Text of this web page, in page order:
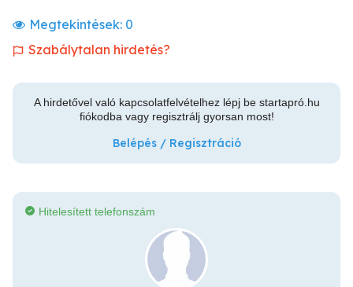
Megtekintések: 0
Szabálytalan hirdetés?
A hirdetővel való kapcsolatfelvételhez lépj be startapró.hu
fiókodba vagy regisztrálj gyorsan most!
Belépés / Regisztráció
Hitelesített telefonszám